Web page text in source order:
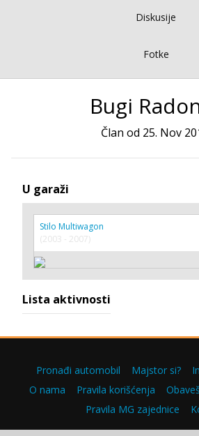
Diskusije
Fotke
Bugi
Član od 25. Nov
U garaži
Stilo Multiwagon
(2003 - 2007)
Lista aktivnosti
Pronađi automobil Majstor si?
O nama
Pravila korišćenja
Pravila MG zajednice